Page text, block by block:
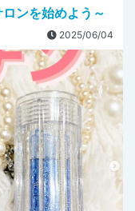
ンを始めよう～
2025/06/04